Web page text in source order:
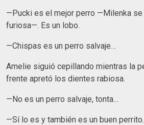
—Pucki es el mejor perro —Milenka
furiosa—. Es un lobo.
—Chispas es un perro salvaje…
Amelie siguió cepillando mientras la
frente apretó los dientes rabiosa.
—No es un perro salvaje, tonta…
—Sí lo es y también es un buen perrito.